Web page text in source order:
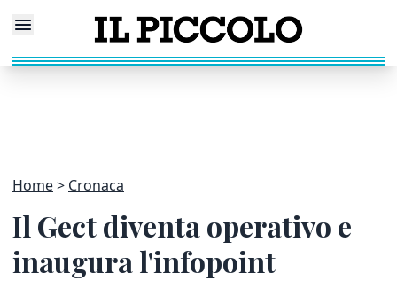
Home Cronaca
Il Gect diventa operativo e
inaugura l'infopoint